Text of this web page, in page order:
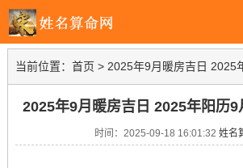
当前位置： 首页 > 2025年9月暖房吉日 2025年
2025年9月暖房吉日 2025年阳历9
时间：2025-09-18 16:01:32 姓名